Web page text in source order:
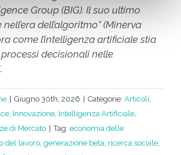
Group (BIG). Il suo ultimo
dell’algoritmo” (Minerva
come l’intelligenza artificiale stia
decisionali nelle
Giugno 30th, 2026 Categorie: Articoli,
, Innovazione, Intelligenza Artificiale,
di Mercato Tag: economia delle
del lavoro, generazione beta, ricerca sociale,